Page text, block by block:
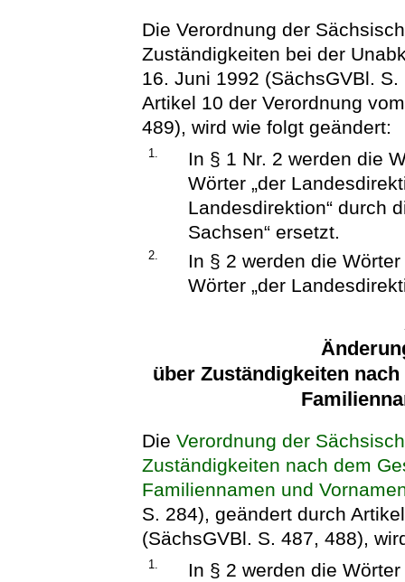
Die Verordnung der
Zuständigkeiten bei der
16. Juni 1992 (SächsGVBl.
Artikel 10 der Verordnung
489), wird wie folgt geändert:
1.
In § 1 Nr. 2 werden die
Wörter „der
Landesdirektion“ durch
Sachsen“ ersetzt.
2.
In § 2 werden die
Wörter „der
über Zuständigkeiten
DieVerordnung der
Zuständigkeiten nach dem
Familiennamen und
S. 284), geändert durch
(SächsGVBl. S. 487, 488),
1.
In § 2 werden die